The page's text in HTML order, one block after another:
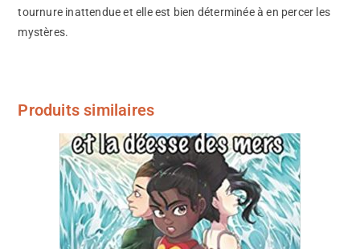
tournure inattendue et elle est bien déterminée à en percer les
mystères.
Produits similaires